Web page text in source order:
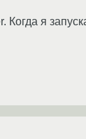
Когда я